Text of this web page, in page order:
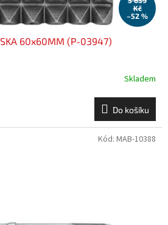
Kč
–52 %
60x60MM (P-03947)
Skladem
Do košíku
Kód: MAB-10388